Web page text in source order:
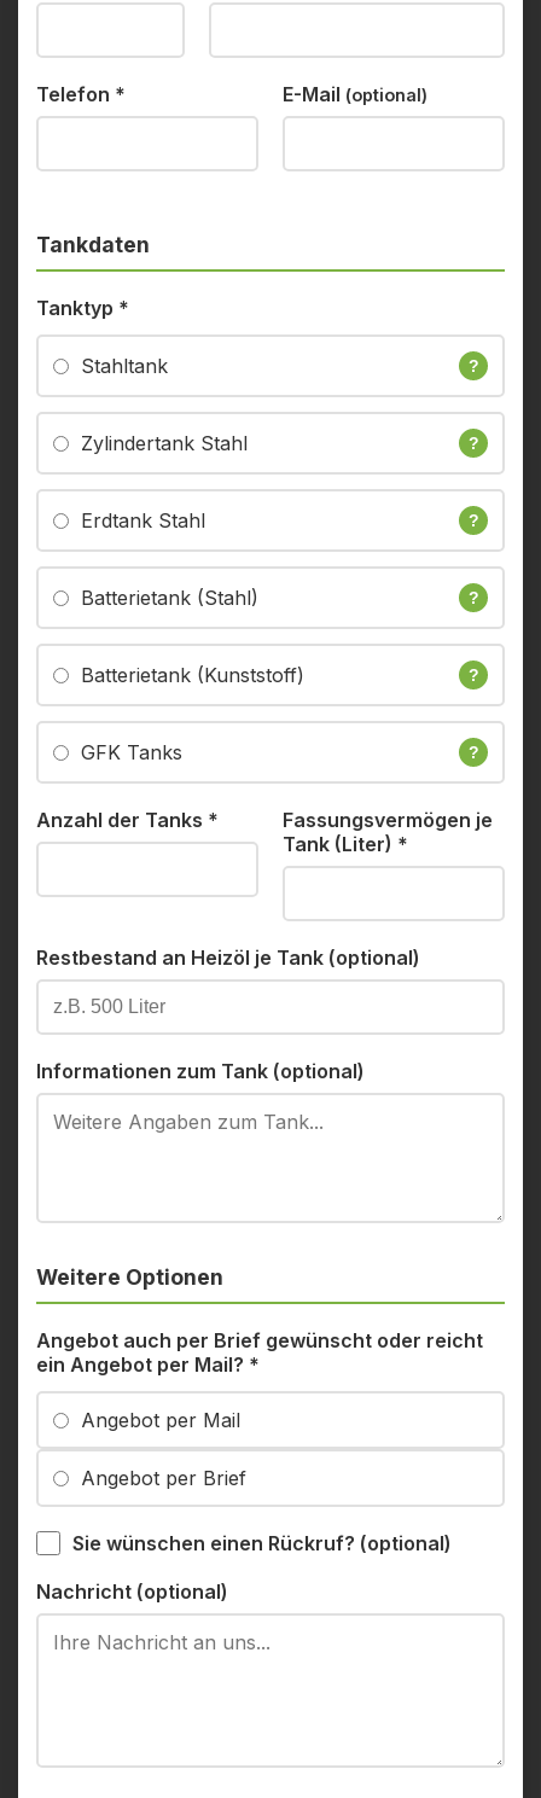
Telefon * E-Mail (optional)
Tankdaten
Tanktyp *
Stahltank ?
Zylindertank Stahl ?
Erdtank Stahl ?
Batterietank (Stahl) ?
Batterietank (Kunststoff) ?
GFK Tanks ?
Anzahl der Tanks *
Fassungsvermögen je
Tank (Liter) *
Restbestand an Heizöl je Tank (optional)
Informationen zum Tank (optional)
Weitere Optionen
Angebot auch per Brief gewünscht oder reicht
ein Angebot per Mail? *
Angebot per Mail
Angebot per Brief
Sie wünschen einen Rückruf? (optional)
Nachricht (optional)